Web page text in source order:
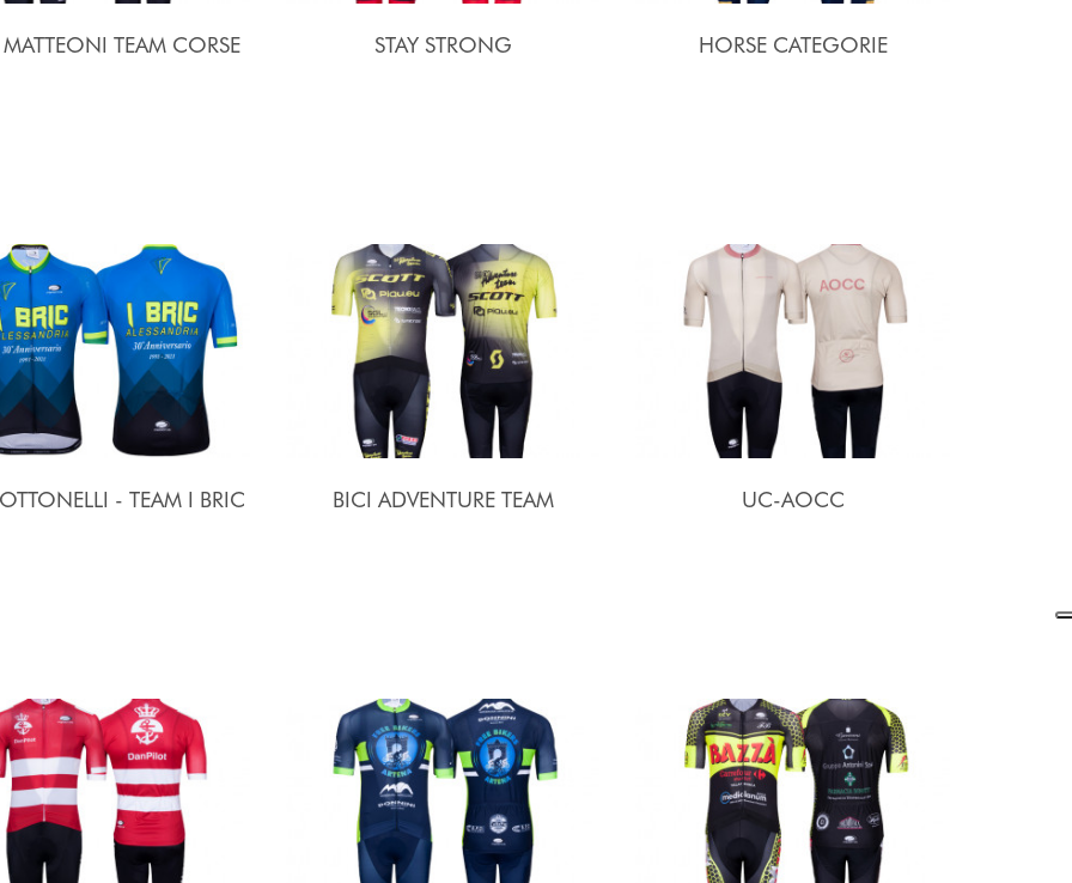
TEAM CORSE STAY STRONG HORSE CATEGORIE
- TEAM I BRIC BICI ADVENTURE TEAM UC-AOCC